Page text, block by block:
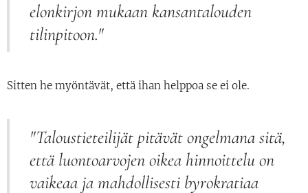
elonkirjon mukaan kansantalouden
tilinpitoon."
Sitten he myöntävät, että ihan helppoa se ei ole.
"Taloustieteilijät pitävät ongelmana sitä,
että luontoarvojen oikea hinnoittelu on
vaikeaa ja mahdollisesti byrokratiaa